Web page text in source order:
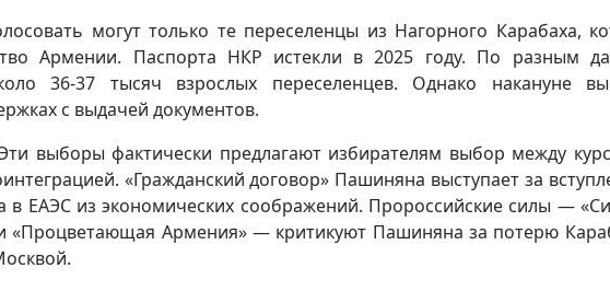
могут только те переселенцы из Нагорного Карабаха,
Армении. Паспорта НКР истекли в 2025 году. По разным
36-37 тысяч взрослых переселенцев. Однако накануне
с выдачей документов.
Эти выборы фактически предлагают избирателям выбор между
«Гражданский договор» Пашиняна выступает за
в ЕАЭС из экономических соображений. Пророссийские силы —
«Процветающая Армения» — критикуют Пашиняна за потерю